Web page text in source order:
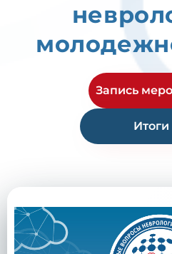
Запись
Итоги